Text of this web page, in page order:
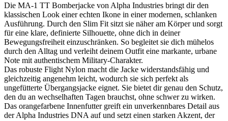
Die MA-1 TT Bomberjacke von Alpha Industries bringt dir den
klassischen Look einer echten Ikone in einer modernen, schlanken
Ausführung. Durch den Slim Fit sitzt sie näher am Körper und sorgt
für eine klare, definierte Silhouette, ohne dich in deiner
Bewegungsfreiheit einzuschränken. So begleitet sie dich mühelos
durch den Alltag und verleiht deinem Outfit eine markante, urbane
Note mit authentischem Military-Charakter.
Das robuste Flight Nylon macht die Jacke widerstandsfähig und
gleichzeitig angenehm leicht, wodurch sie sich perfekt als
ungefütterte Übergangsjacke eignet. Sie bietet dir genau den Schutz,
den du an wechselhaften Tagen brauchst, ohne schwer zu wirken.
Das orangefarbene Innenfutter greift ein unverkennbares Detail aus
der Alpha Industries DNA auf und setzt einen starken Akzent, der